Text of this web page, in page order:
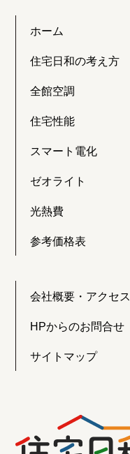
ホーム
住宅日和の考え方
全館空調
住宅性能
スマート電化
ゼオライト
光熱費
参考価格表
会社概要・アクセス
HPからのお問合せ
サイトマップ